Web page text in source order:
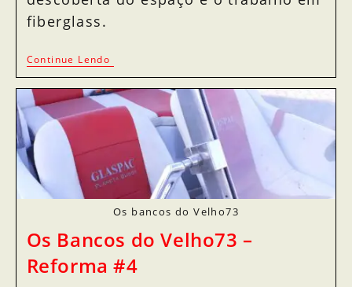
fiberglass.
Continue Lendo
Os bancos do Velho73
Os Bancos do Velho73 –
Reforma #4